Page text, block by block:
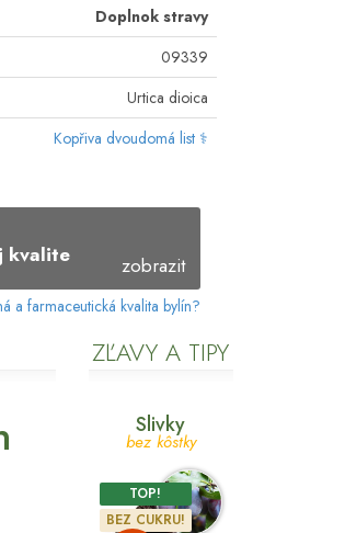
Doplnok stravy
09339
Urtica dioica
Kopřiva dvoudomá list ⚕
kvalite zobrazit
a farmaceutická kvalita bylín?
ZĽAVY A TIPY
Slivky
bez kôstky
TOP!
BEZ CUKRU!